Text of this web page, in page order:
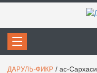
ДАРУЛЬ-ФИКР / ас-Сархаси